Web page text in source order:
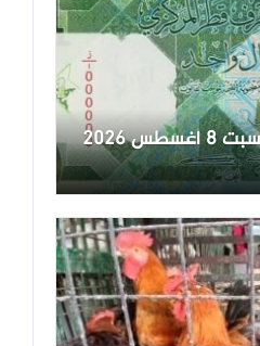
سعر الريال القطري السبت 8 أغسطس 2026